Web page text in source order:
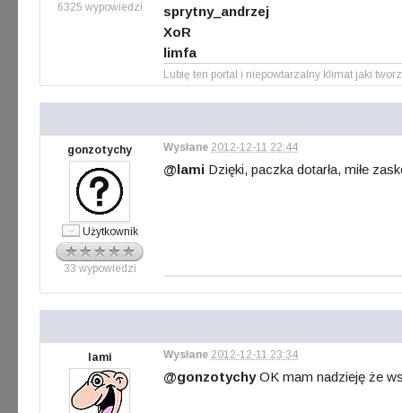
6325 wypowiedzi
sprytny_andrzej
XoR
limfa
Lubię ten portal i niepowtarzalny klimat jaki
gonzotychy
Użytkownik
33 wypowiedzi
Wysłane 2012-12-11 22:44
@lami Dzięki, paczka dotarła, miłe
lami Wysłane 2012-12-11 23:34
@gonzotychyOK mam nadzieję że